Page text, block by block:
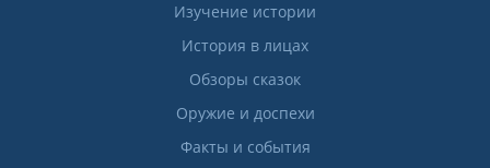
Изучение истории
История в лицах
Обзоры сказок
Оружие и доспехи
Факты и события